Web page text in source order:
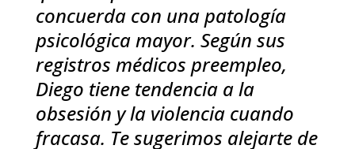
concuerda con una patología
psicológica mayor. Según sus
registros médicos preempleo,
Diego tiene tendencia a la
obsesión y la violencia cuando
fracasa. Te sugerimos alejarte de